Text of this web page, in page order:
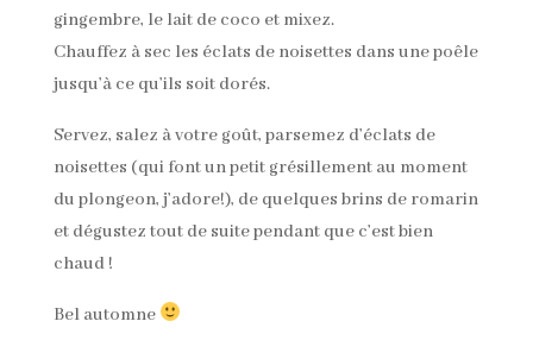
gingembre, le lait de coco et mixez.
Chauffez à sec les éclats de noisettes dans une poêle
jusqu’à ce qu’ils soit dorés.
Servez, salez à votre goût, parsemez d’éclats de
noisettes (qui font un petit grésillement au moment
du plongeon, j’adore!), de quelques brins de romarin
et dégustez tout de suite pendant que c’est bien
chaud !
Bel automne